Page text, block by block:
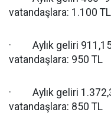
vatandaşlara: 1.100 TL
· Aylık geliri 911,15-
vatandaşlara: 950 TL
· Aylık geliri
vatandaşlara: 850 TL